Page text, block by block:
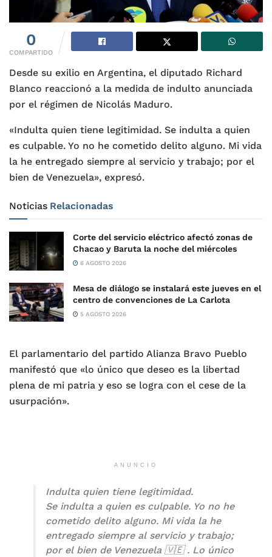
0
COMPARTIDO
Desde su exilio en Argentina, el diputado Richard
Blanco reaccionó a la medida de indulto anunciada
por el régimen de Nicolás Maduro.
«Indulta quien tiene legitimidad. Se indulta a quien
es culpable. Yo no he cometido delito alguno. Mi vida
la he entregado siempre al servicio y trabajo; por el
bien de Venezuela», expresó.
Noticias Relacionadas
Corte del servicio eléctrico afectó zonas de
Chacao y Baruta la noche del miércoles
6 AGOSTO 2026
Mesa de diálogo se instalará este jueves en el
centro de convenciones de La Carlota
5 AGOSTO 2026
El parlamentario del partido Alianza Bravo Pueblo
manifestó que «lo único que deseo es la libertad
plena de mi patria y eso se logra con el cese de la
usurpación».
ANUNCIO
Indulta quien tiene legitimidad.
Se indulta a quien es culpable. Yo no he
cometido delito alguno. Mi vida la he
entregado siempre al servicio y trabajo;
por el bien de Venezuela 🇻🇪 . Lo único